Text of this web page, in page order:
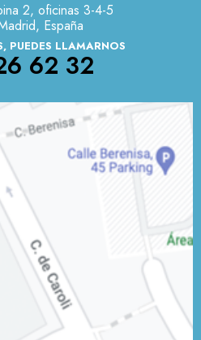
2, oficinas 3-4-5
España
PUEDES LLAMARNOS
62 32